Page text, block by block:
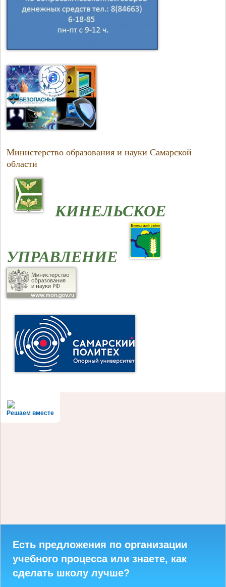
Министерство образования и науки Самарской
области
КИНЕЛЬСКОЕ
УПРАВЛЕНИЕ
Решаем вместе
Есть предложения по организации
учебного процесса или знаете, как
сделать школу лучше?